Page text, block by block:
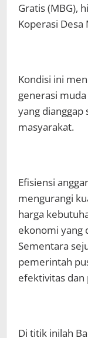
Gratis (MBG),
Koperasi Desa
Kondisi ini
generasi
yang
masyarakat.
Efisiensi
mengurangi
harga
ekonomi yang
Sementara
pemerintah
efektivitas dan
Di titik inilah